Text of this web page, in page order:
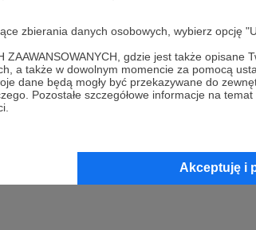
zbierania danych osobowych, wybierz opcję
gdzie jest także opisane
a także w dowolnym momencie za pomocą
dane będą mogły być przekazywane do
Pozostałe szczegółowe informacje na
Akceptuję i
AutoraBAJKOWE PODDASZE już
Zostań Patronem